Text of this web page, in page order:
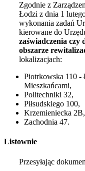
Zgodnie z
Łodzi z dnia 1
wykonania zadań
kierowane do
zaświadczenia czy
obszarze
lokalizacjach:
Piotrkowska 110 -
Mieszkańcami,
Politechniki 32,
Piłsudskiego 100,
Krzemieniecka 2B,
Zachodnia 47.
Listownie
Przesyłając